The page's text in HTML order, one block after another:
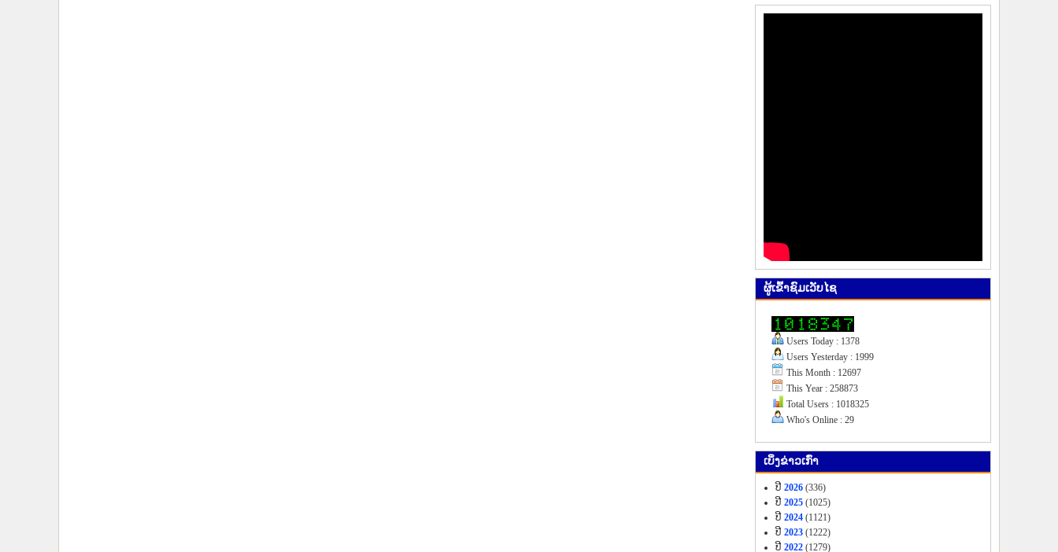
ຜູ້​ເຂົ້າ​ຊົມ​ເວັບ​ໄຊ
Users Today : 1378
Users Yesterday : 1999
This Month : 12697
This Year : 258873
Total Users : 1018325
Who's Online : 29
ເບິ່ງ​ຂ່າວ​ເກົ່າ
ປີ 2026 (336)
ປີ 2025 (1025)
ປີ 2024 (1121)
ປີ 2023 (1222)
ປີ 2022 (1279)